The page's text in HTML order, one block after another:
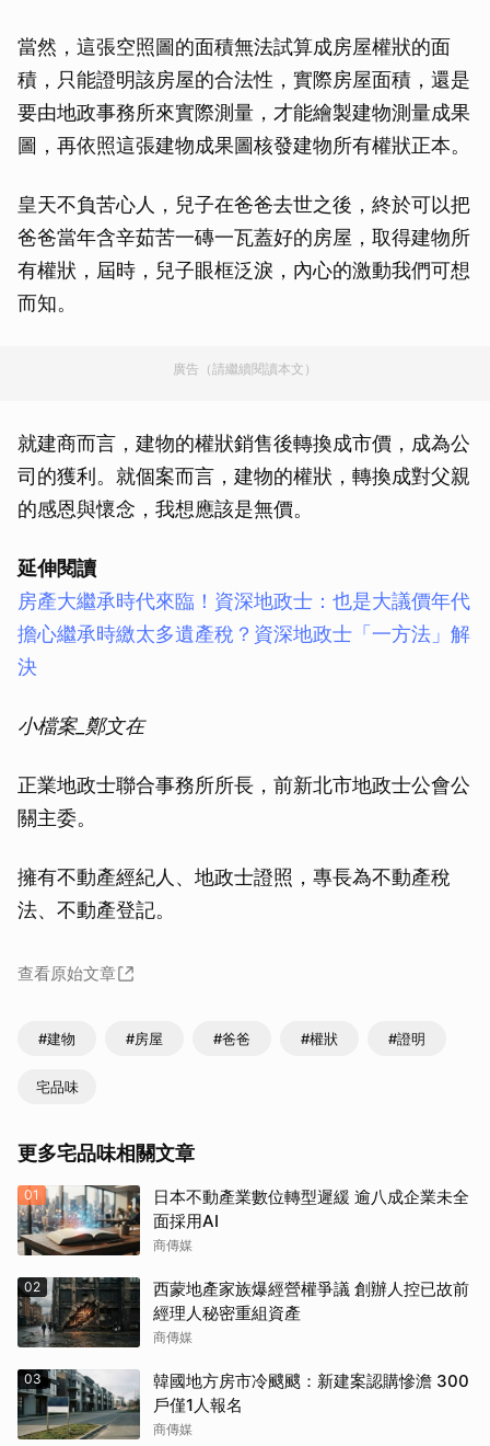
當然，這張空照圖的面積無法試算成房屋權狀的面
積，只能證明該房屋的合法性，實際房屋面積，還是
要由地政事務所來實際測量，才能繪製建物測量成果
圖，再依照這張建物成果圖核發建物所有權狀正本。
皇天不負苦心人，兒子在爸爸去世之後，終於可以把
爸爸當年含辛茹苦一磚一瓦蓋好的房屋，取得建物所
有權狀，屆時，兒子眼框泛淚，內心的激動我們可想
而知。
廣告（請繼續閱讀本文）
就建商而言，建物的權狀銷售後轉換成市價，成為公
司的獲利。就個案而言，建物的權狀，轉換成對父親
的感恩與懷念，我想應該是無價。
延伸閱讀
房產大繼承時代來臨！資深地政士：也是大議價年代
擔心繼承時繳太多遺產稅？資深地政士「一方法」解
決
小檔案_鄭文在
正業地政士聯合事務所所長，前新北市地政士公會公
關主委。
擁有不動產經紀人、地政士證照，專長為不動產稅
法、不動產登記。
查看原始文章
#建物 #房屋 #爸爸 #權狀 #證明
宅品味
更多宅品味相關文章
01
日本不動產業數位轉型遲緩 逾八成企業未全
面採用AI
商傳媒
02
西蒙地產家族爆經營權爭議 創辦人控已故前
經理人秘密重組資產
商傳媒
03
韓國地方房市冷颼颼：新建案認購慘澹 300
戶僅1人報名
商傳媒
取消